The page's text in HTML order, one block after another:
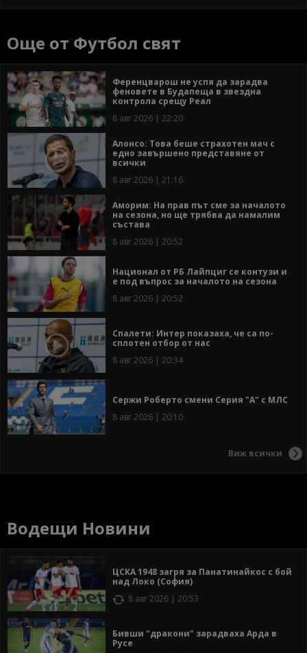
Още от Футбол свят
Ференцварош не успя да зарадва
феновете в Будапеща в звездна
контрола срещу Реал
8 авг 2026 | 22:20
Алонсо: Това беше страхотен мач с
едно завършено представяне от
всички
8 авг 2026 | 21:16
Аморим: На прав път сме за началото
на сезона, но ще трябва да намалим
състава
8 авг 2026 | 20:52
Национал от РБ Лайпциг се контузи и
е под въпрос за началото на сезона
8 авг 2026 | 20:52
Спалети: Интер показаха, че са по-
сплотен отбор от нас
8 авг 2026 | 20:34
Сержи Роберто смени Серия "А" с МЛС
8 авг 2026 | 20:10
Виж всички
Водещи Новини
ЦСКА 1948 загря за Панатинайкос с бой
над Локо (София)
8 авг 2026 | 20:53
Бивши "дракони" зарадваха Арда в
Русе